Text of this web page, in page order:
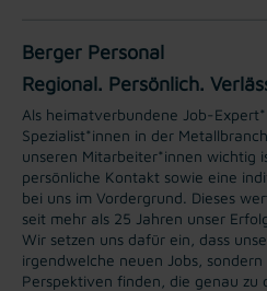
Berger Personal
Regional. Persönlich.
Als heimatverbundene Job-
Spezialist*innen in der
unseren Mitarbeiter*innen wichtig
persönliche Kontakt sowie eine
bei uns im Vordergrund. Dieses
seit mehr als 25 Jahren unser
Wir setzen uns dafür ein, dass
irgendwelche neuen Jobs,
Perspektiven finden, die genau zu